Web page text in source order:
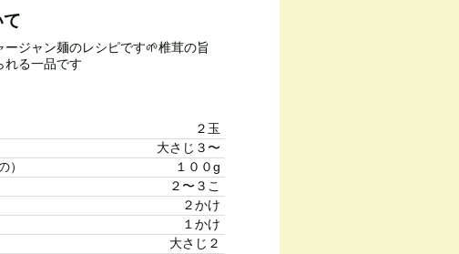
ジャン麺のレシピです🌱椎茸の旨
れる一品です
２玉
大さじ３〜
）
１００g
２〜３こ
２かけ
１かけ
大さじ２